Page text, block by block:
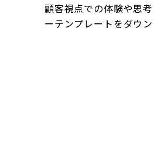
顧客視点での体験や思
ーテンプレートをダウン